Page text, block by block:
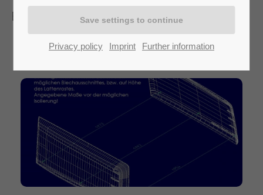
Erfahren Sie hier die Neuigkeiten rund um Functional Design.
Privacy policy Imprint Further information